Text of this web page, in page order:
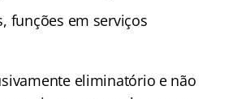
funções em serviços
eliminatório e não